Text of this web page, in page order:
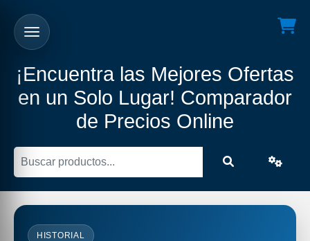
¡Encuentra las Mejores Ofertas
en un Solo Lugar! Comparador
de Precios Online
HISTORIAL